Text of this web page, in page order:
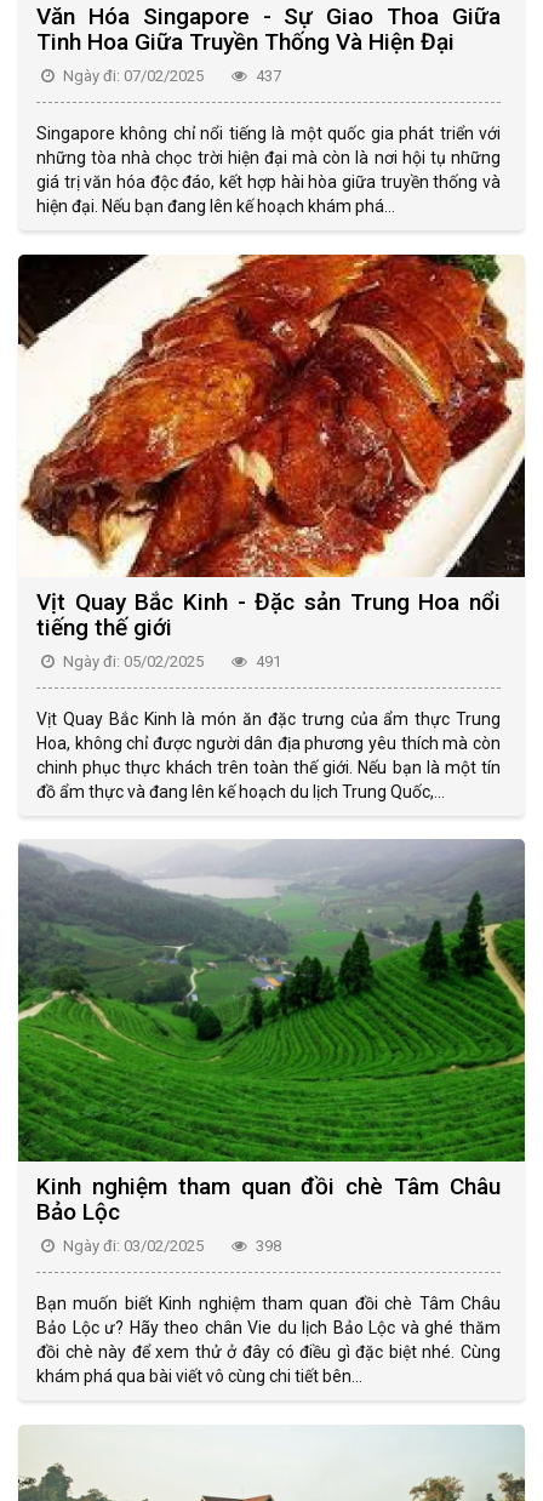
Văn Hóa Singapore - Sự Giao Thoa Giữa
Tinh Hoa Giữa Truyền Thống Và Hiện Đại
Ngày đi: 07/02/2025 437
Singapore không chỉ nổi tiếng là một quốc gia phát triển với
những tòa nhà chọc trời hiện đại mà còn là nơi hội tụ những
giá trị văn hóa độc đáo, kết hợp hài hòa giữa truyền thống và
hiện đại. Nếu bạn đang lên kế hoạch khám phá...
Vịt Quay Bắc Kinh - Đặc sản Trung Hoa nổi
tiếng thế giới
Ngày đi: 05/02/2025 491
Vịt Quay Bắc Kinh là món ăn đặc trưng của ẩm thực Trung
Hoa, không chỉ được người dân địa phương yêu thích mà còn
chinh phục thực khách trên toàn thế giới. Nếu bạn là một tín
đồ ẩm thực và đang lên kế hoạch du lịch Trung Quốc,...
Kinh nghiệm tham quan đồi chè Tâm Châu
Bảo Lộc
Ngày đi: 03/02/2025 398
Bạn muốn biết Kinh nghiệm tham quan đồi chè Tâm Châu
Bảo Lộc ư? Hãy theo chân Vie du lịch Bảo Lộc và ghé thăm
đồi chè này để xem thử ở đây có điều gì đặc biệt nhé. Cùng
khám phá qua bài viết vô cùng chi tiết bên...